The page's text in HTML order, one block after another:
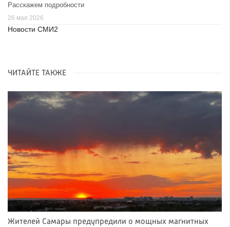
Расскажем подробности
26 мая 2026
Новости СМИ2
ЧИТАЙТЕ ТАКЖЕ
Жителей Самары предупредили о мощных магнитных